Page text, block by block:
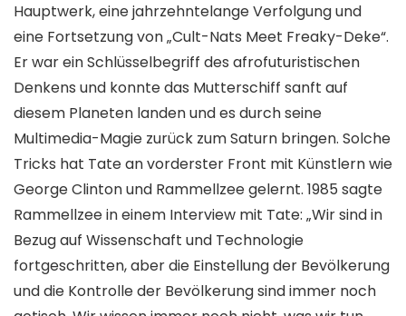
Hauptwerk, eine jahrzehntelange Verfolgung und
eine Fortsetzung von „Cult-Nats Meet Freaky-Deke“.
Er war ein Schlüsselbegriff des afrofuturistischen
Denkens und konnte das Mutterschiff sanft auf
diesem Planeten landen und es durch seine
Multimedia-Magie zurück zum Saturn bringen. Solche
Tricks hat Tate an vorderster Front mit Künstlern wie
George Clinton und Rammellzee gelernt. 1985 sagte
Rammellzee in einem Interview mit Tate: „Wir sind in
Bezug auf Wissenschaft und Technologie
fortgeschritten, aber die Einstellung der Bevölkerung
und die Kontrolle der Bevölkerung sind immer noch